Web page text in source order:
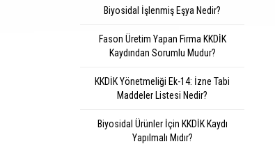
Biyosidal İşlenmiş Eşya Nedir?
Fason Üretim Yapan Firma KKDİK
Kaydından Sorumlu Mudur?
KKDİK Yönetmeliği Ek-14: İzne Tabi
Maddeler Listesi Nedir?
Biyosidal Ürünler İçin KKDİK Kaydı
Yapılmalı Mıdır?